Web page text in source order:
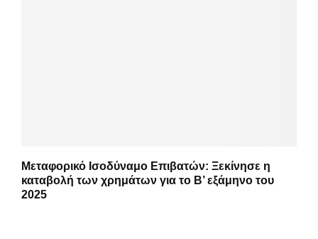
Μεταφορικό Ισοδύναμο Επιβατών: Ξεκίνησε η
καταβολή των χρημάτων για το Β’ εξάμηνο του
2025